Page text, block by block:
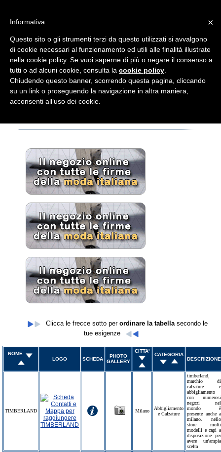
Clicca le frecce sotto per ordinare la tabellasecondo le
tue esigenze
NOME
LOGO
SCHEDA
PHOTO
GALLERY
CITTA'
CATEGORIA
DESCRIZIONE
TIMBERLAND Milano
Abbigliamento
e Calzature
timberland,
marchio di
calzature e
abbigliamento
con numerosi
negozi nel
mondo è
presente anche a
milano. nello
store molti
modelli e capi a
disposizione per
avere un'ampia
scelta
×
Informativa
Questo sito o gli strumenti terzi da questo utilizzati si avvalgono
di cookie necessari al funzionamento ed utili alle finalità illustrate
nella cookie policy. Se vuoi saperne di più o negare il consenso a
tutti o ad alcuni cookie, consulta la cookie policy
Chiudendo questo banner, scorrendo questa pagina, cliccando
su un link o proseguendo la navigazione in altra maniera,
acconsenti all’uso dei cookie.